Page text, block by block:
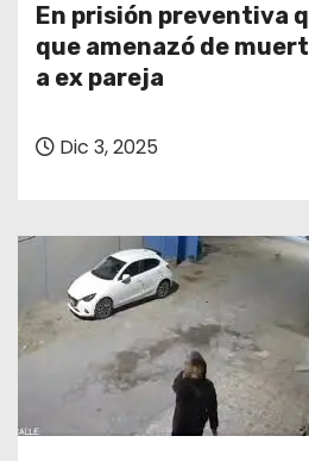
En prisión preventiva
que amenazó de
a ex pareja
Dic 3, 2025